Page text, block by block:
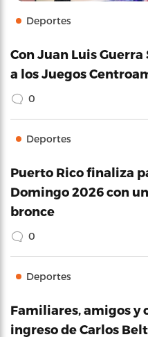
Deportes
Con Juan Luis
a los Juegos
0
Deportes
Puerto Rico finaliza
Domingo 2026 con
bronce
0
Deportes
Familiares, amigos y
ingreso de Carlos